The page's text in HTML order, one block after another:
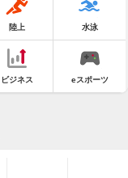
陸上 水泳
ビジネス eスポーツ